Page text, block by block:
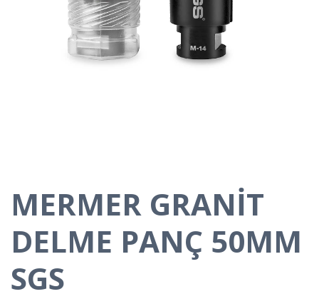
MERMER GRANİT
DELME PANÇ 50MM
SGS